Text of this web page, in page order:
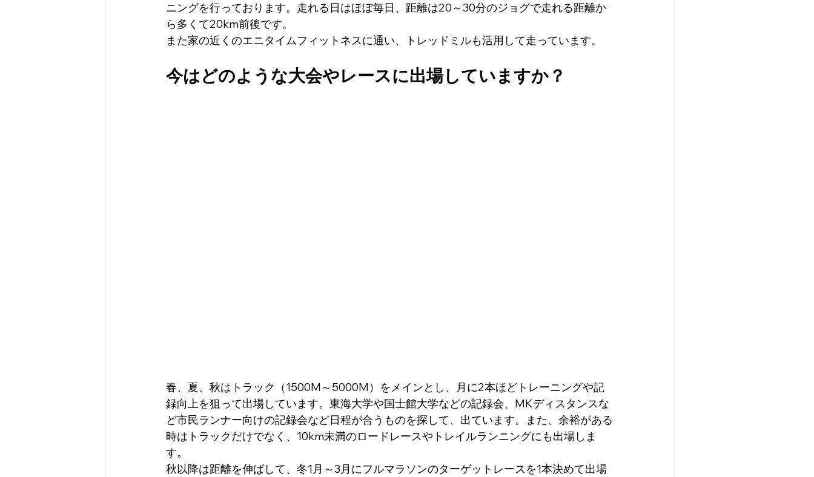
ニングを行っております。走れる日はほぼ毎日、距離は20～30分のジョグで走れる距離か
ら多くて20km前後です。
また家の近くのエニタイムフィットネスに通い、トレッドミルも活用して走っています。
今はどのような大会やレースに出場していますか？
春、夏、秋はトラック（1500M～5000M）をメインとし、月に2本ほどトレーニングや記
録向上を狙って出場しています。東海大学や国士館大学などの記録会、MKディスタンスな
ど市民ランナー向けの記録会など日程が合うものを探して、出ています。また、余裕がある
時はトラックだけでなく、10km未満のロードレースやトレイルランニングにも出場しま
す。
秋以降は距離を伸ばして、冬1月～3月にフルマラソンのターゲットレースを1本決めて出場